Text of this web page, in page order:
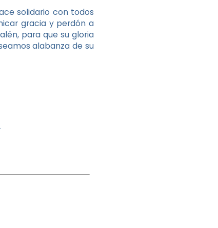
solidario con todos
gracia y perdón a
para que su gloria
alabanza de su